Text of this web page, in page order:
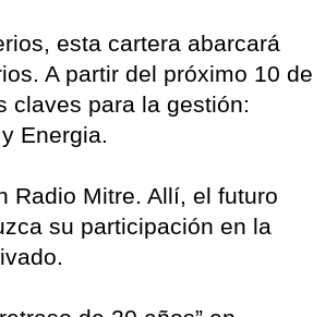
esta cartera abarcará
A partir del próximo 10 de
claves para la gestión:
Energia.
Radio Mitre. Allí, el futuro
su participación en la